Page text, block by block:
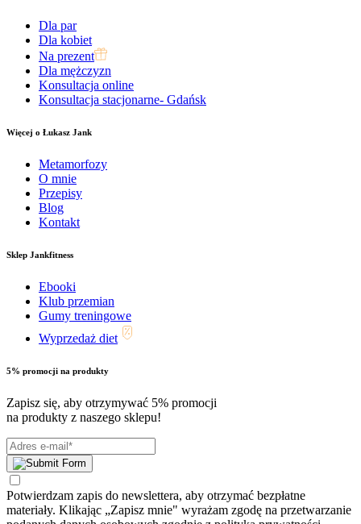
Dla par
Dla kobiet
Na prezent
Dla mężczyzn
Konsultacja online
Konsultacja stacjonarne- Gdańsk
Więcej o Łukasz Jank
Metamorfozy
O mnie
Przepisy
Blog
Kontakt
Sklep Jankfitness
Ebooki
Klub przemian
Gumy treningowe
Wyprzedaż diet
5% promocji na produkty
Zapisz się, aby otrzymywać 5% promocji
na produkty z naszego sklepu!
Potwierdzam zapis do newslettera, aby otrzymać bezpłatne
materiały. Klikając „Zapisz mnie" wyrażam zgodę na przetwarzanie